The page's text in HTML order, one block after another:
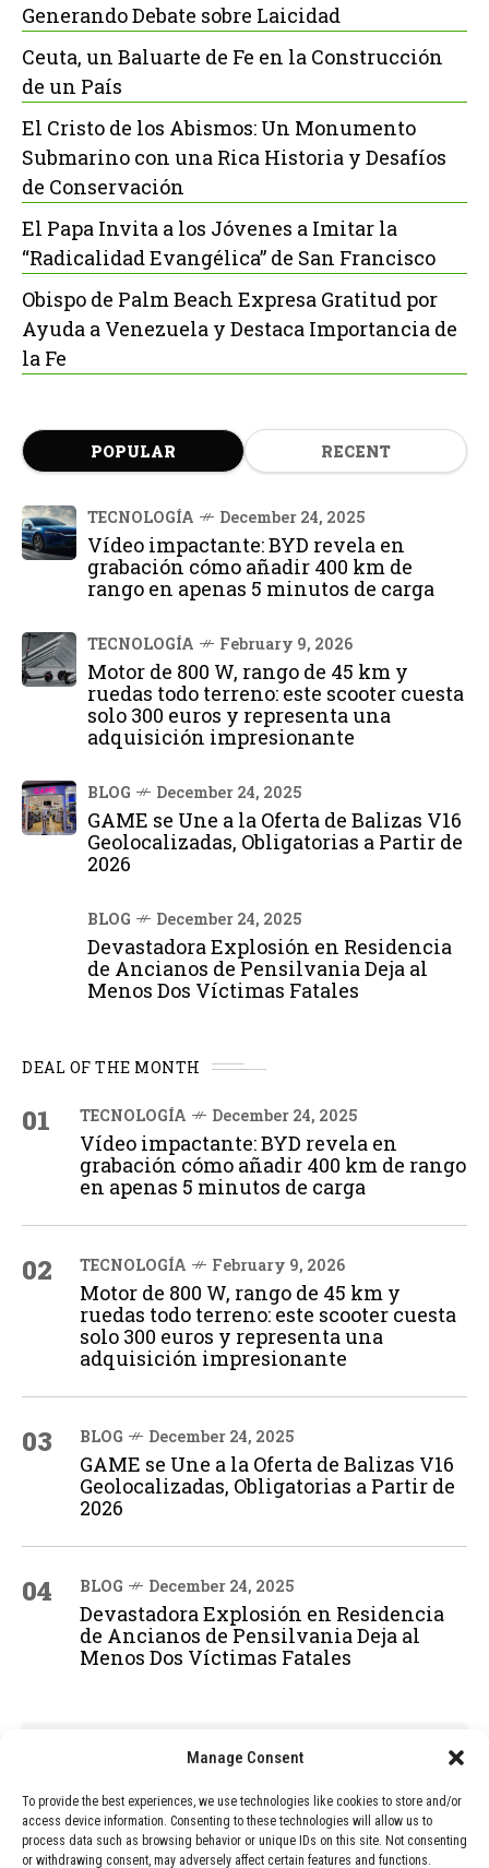
Manage Consent
To provide the best experiences, we use technologies like cookies to store and/or
access device information. Consenting to these technologies will allow us to
process data such as browsing behavior or unique IDs on this site. Not consenting
or withdrawing consent, may adversely affect certain features and functions.
Generando Debate sobre Laicidad
Ceuta, un Baluarte de Fe en la Construcción
de un País
El Cristo de los Abismos: Un Monumento
Submarino con una Rica Historia y Desafíos
de Conservación
El Papa Invita a los Jóvenes a Imitar la
“Radicalidad Evangélica” de San Francisco
Obispo de Palm Beach Expresa Gratitud por
Ayuda a Venezuela y Destaca Importancia de
la Fe
POPULAR RECENT
TECNOLOGÍA December 24, 2025
Vídeo impactante: BYD revela en
grabación cómo añadir 400 km de
rango en apenas 5 minutos de carga
TECNOLOGÍA February 9, 2026
Motor de 800 W, rango de 45 km y
ruedas todo terreno: este scooter cuesta
solo 300 euros y representa una
adquisición impresionante
BLOG December 24, 2025
GAME se Une a la Oferta de Balizas V16
Geolocalizadas, Obligatorias a Partir de
2026
BLOG December 24, 2025
Devastadora Explosión en Residencia
de Ancianos de Pensilvania Deja al
Menos Dos Víctimas Fatales
DEAL OF THE MONTH
01 TECNOLOGÍA December 24, 2025
Vídeo impactante: BYD revela en
grabación cómo añadir 400 km de rango
en apenas 5 minutos de carga
02 TECNOLOGÍA February 9, 2026
Motor de 800 W, rango de 45 km y
ruedas todo terreno: este scooter cuesta
solo 300 euros y representa una
adquisición impresionante
03 BLOG December 24, 2025
GAME se Une a la Oferta de Balizas V16
Geolocalizadas, Obligatorias a Partir de
2026
04 BLOG December 24, 2025
Devastadora Explosión en Residencia
de Ancianos de Pensilvania Deja al
Menos Dos Víctimas Fatales